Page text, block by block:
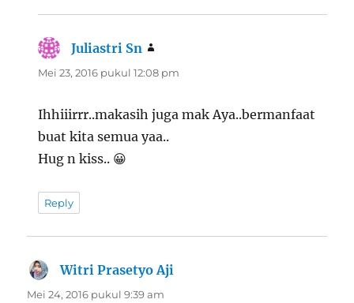
Juliastri Sn
Mei 23, 2016 pukul 12:08 pm
Ihhiiirrr..makasih juga mak Aya..bermanfaat
buat kita semua yaa..
Hug n kiss.. 😀
Reply
Witri Prasetyo Aji
Mei 24, 2016 pukul 9:39 am